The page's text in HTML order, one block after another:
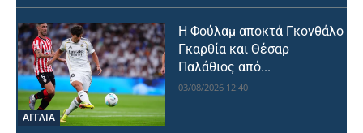
ΑΓΓΛΙΑ
Η Φούλαμ αποκτά Γκονθάλο
Γκαρθία και Θέσαρ
Παλάθιος από...
03/08/2026 12:40